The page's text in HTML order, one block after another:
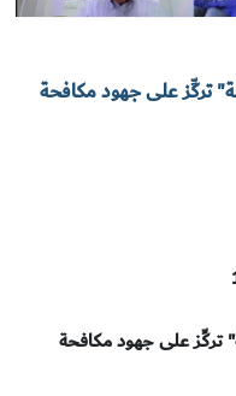
تركِّز على جهود مكافحة
تركِّز على جهود مكافحة